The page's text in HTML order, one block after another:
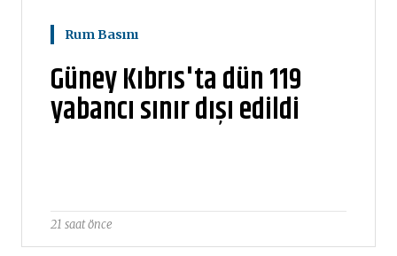
Rum Basını
Güney Kıbrıs'ta dün 119
yabancı sınır dışı edildi
21 saat önce